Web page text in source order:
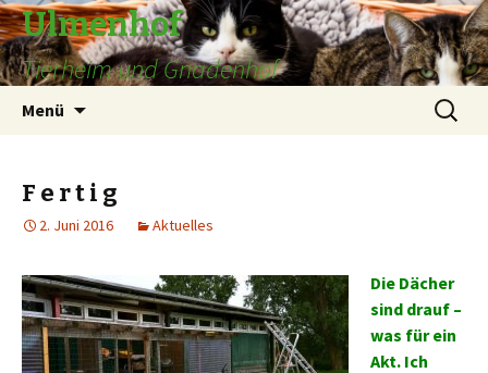
Ulmenhof
Tierheim und Gnadenhof
Menü
Suchen
nach:
F e r t i g
2. Juni 2016 Aktuelles
Die Dächer
sind drauf –
was für ein
Akt. Ich